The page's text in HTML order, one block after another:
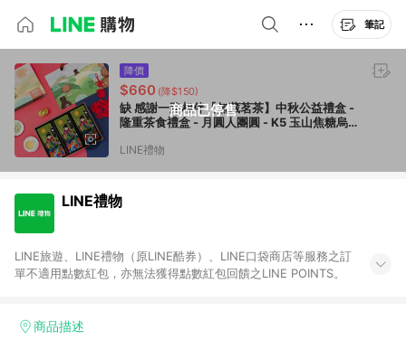
筆記
商品已停售
降價
$660 (降$150)
缺 感謝一路相伴【無藏茗茶】中秋公益禮盒 -
隆重茶食禮盒 - 月圓人團圓 - K5 玉山焦糖烏
手禮 年節送禮 送禮推薦
LINE禮物
LINE禮物
LINE旅遊、LINE禮物（原LINE酷券）、LINE口袋商店等服務之訂
單不適用點數紅包，亦無法獲得點數紅包回饋之LINE POINTS。
商品描述